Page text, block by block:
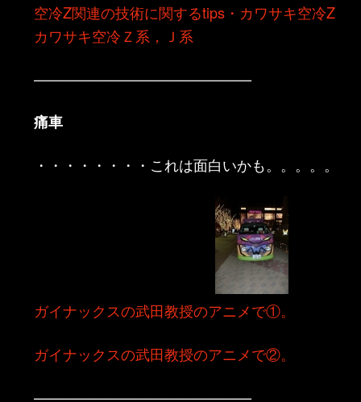
空冷Z関連の技術に関するtips・カワサキ空冷Z
カワサキ空冷Ｚ系，Ｊ系
———————————————
痛車
・・・・・・・・これは面白いかも。。。。。
ガイナックスの武田教授のアニメで①。
ガイナックスの武田教授のアニメで②。
———————————————